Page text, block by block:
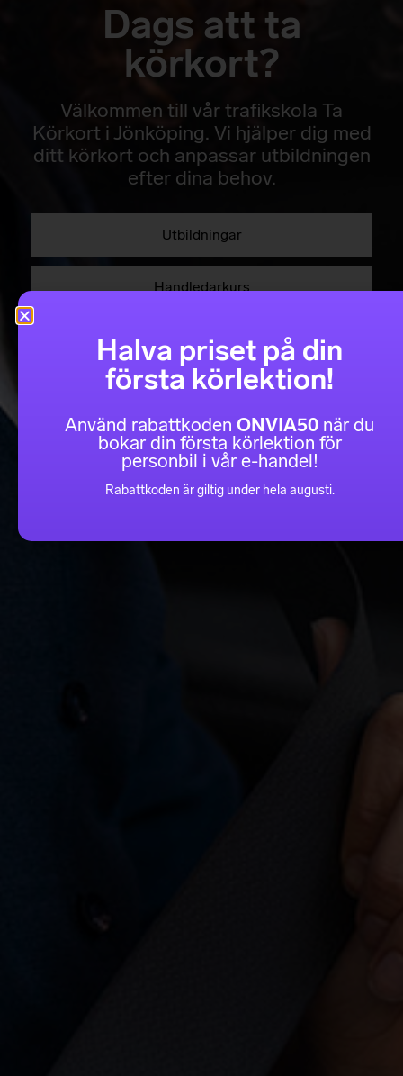
Dags att ta
körkort?
Välkommen till vår trafikskola Ta
Körkort i Jönköping. Vi hjälper dig med
ditt körkort och anpassar utbildningen
efter dina behov.
Utbildningar
Handledarkurs
Kontakta oss
Halva priset på din
första körlektion!
Använd rabattkoden ONVIA50 när du
bokar din första körlektion för
personbil i vår e-handel!
Rabattkoden är giltig under hela augusti.